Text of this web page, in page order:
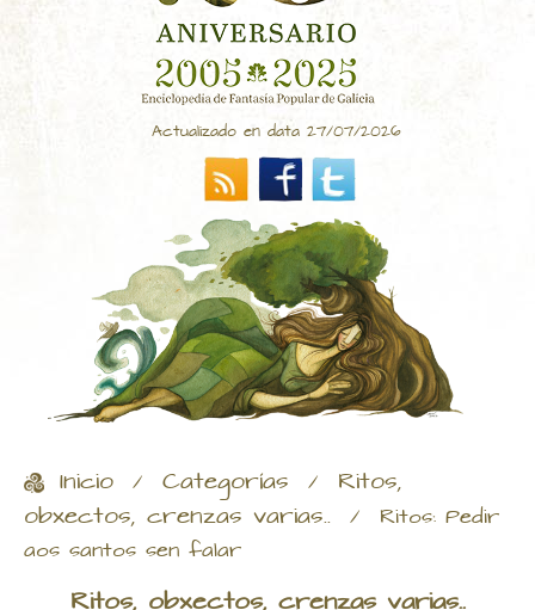
Actualizado en data 27/07/2026
Inicio / Categorías / Ritos,
obxectos, crenzas varias.. / Ritos: Pedir
aos santos sen falar